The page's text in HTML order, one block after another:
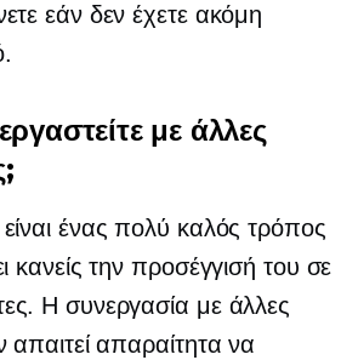
εάν δεν έχετε ακόμη
με άλλες
ένας πολύ καλός τρόπος
κανείς την προσέγγισή του σε
Η συνεργασία με άλλες
απαιτεί απαραίτητα να